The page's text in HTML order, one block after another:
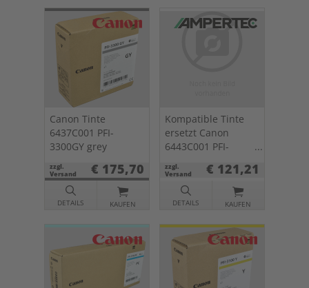
Canon Tinte
6437C001 PFI-
3300GY grey
zzgl.
Versand
€ 175,70
DETAILS KAUFEN
Kompatible Tinte
ersetzt Canon
6443C001 PFI-
optimizer
zzgl.
Versand
€ 121,21
DETAILS KAUFEN